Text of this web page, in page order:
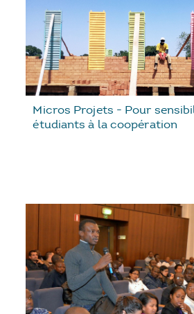
Micros Projets - Pour
étudiants à la coopération